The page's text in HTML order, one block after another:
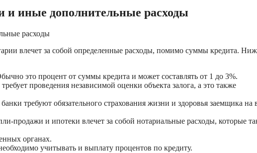
и иные дополнительные расходы
расходы
влечет за собой определенные расходы, помимо суммы кредита.
это процент от суммы кредита и может составлять от 1 до 3%.
проведения независимой оценки объекта залога, а это также
требуют обязательного страхования жизни и здоровья заемщика на
продажи и ипотеки влечет за собой нотариальные расходы, которые
органах.
учитывать и выплату процентов по кредиту.